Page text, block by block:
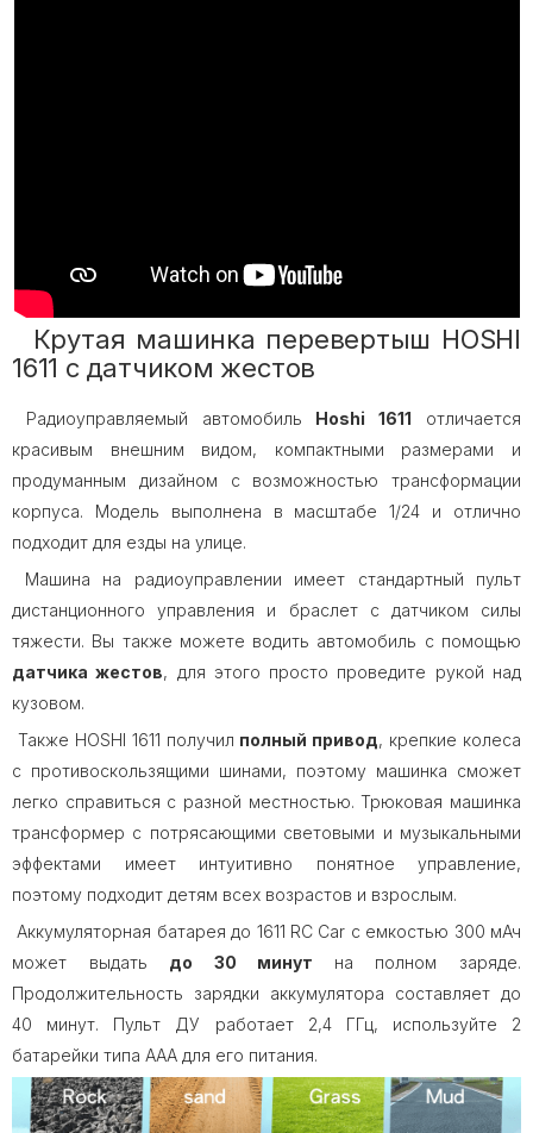
Крутая машинка перевертыш HOSHI
1611 с датчиком жестов
Радиоуправляемый автомобиль Hoshi 1611 отличается
красивым внешним видом, компактными размерами и
продуманным дизайном с возможностью трансформации
корпуса. Модель выполнена в масштабе 1/24 и отлично
подходит для езды на улице.
Машина на радиоуправлении имеет стандартный пульт
дистанционного управления и браслет с датчиком силы
тяжести. Вы также можете водить автомобиль с помощью
датчика жестов, для этого просто проведите рукой над
кузовом.
Также HOSHI 1611 получил полный привод, крепкие колеса
с противоскользящими шинами, поэтому машинка сможет
легко справиться с разной местностью. Трюковая машинка
трансформер с потрясающими световыми и музыкальными
эффектами имеет интуитивно понятное управление,
поэтому подходит детям всех возрастов и взрослым.
Аккумуляторная батарея до 1611 RC Car с емкостью 300 мАч
может выдать до 30 минут на полном заряде.
Продолжительность зарядки аккумулятора составляет до
40 минут. Пульт ДУ работает 2,4 ГГц, используйте 2
батарейки типа AAA для его питания.